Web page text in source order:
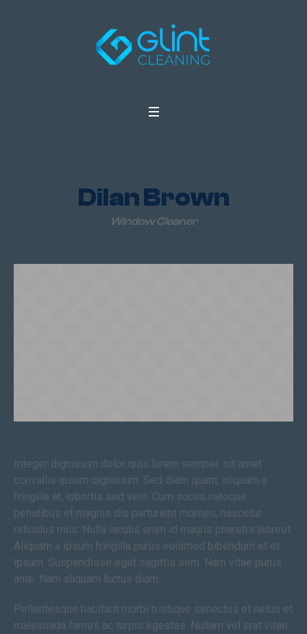
Dilan Brown
Window Cleaner
Integer dignissim dolor quis lorem semper, sit amet
convallis ipsum dignissim. Sed diam quam, aliquam a
fringilla at, lobortis sed velit. Cum sociis natoque
penatibus et magnis dis parturient montes, nascetur
ridiculus mus. Nulla iaculis enim id mauris pharetra laoreet.
Aliquam a ipsum fringilla purus euismod bibendum et et
ipsum. Suspendisse eget sagittis sem. Nam vitae purus
ante. Nam aliquam luctus diam.
Pellentesque habitant morbi tristique senectus et netus et
malesuada fames ac turpis egestas. Nullam vel erat vitae